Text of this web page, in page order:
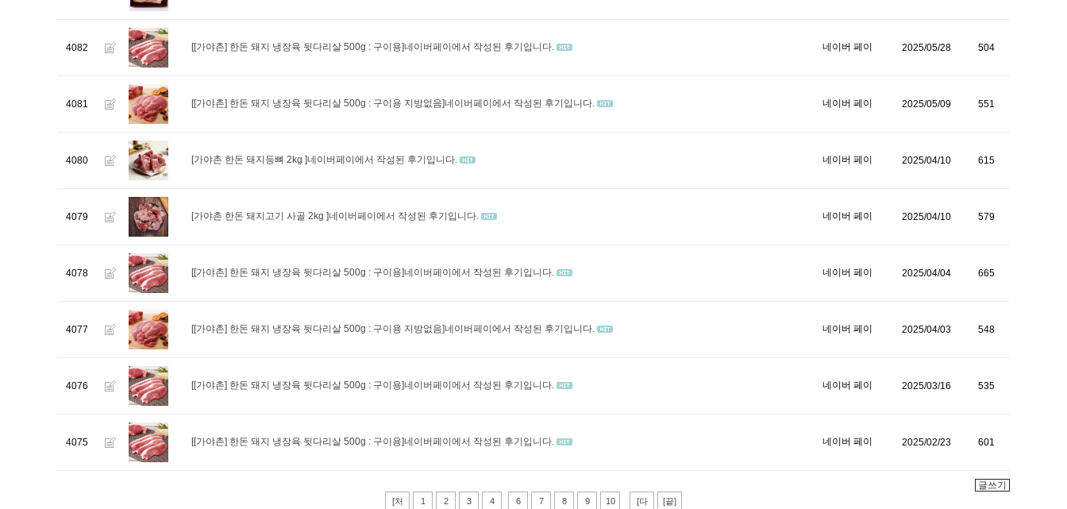
4082 [[가야촌] 한돈 돼지 냉장육 뒷다리살 500g : 구이용]네이버페이에서 작성된 후기입니다. 네이버 페이 2025/05/28 504
4081 [[가야촌] 한돈 돼지 냉장육 뒷다리살 500g : 구이용 지방없음]네이버페이에서 작성된 후기입니다. 네이버 페이 2025/05/09 551
4080 [가야촌 한돈 돼지등뼈 2kg ]네이버페이에서 작성된 후기입니다. 네이버 페이 2025/04/10 615
4079 [가야촌 한돈 돼지고기 사골 2kg ]네이버페이에서 작성된 후기입니다. 네이버 페이 2025/04/10 579
4078 [[가야촌] 한돈 돼지 냉장육 뒷다리살 500g : 구이용]네이버페이에서 작성된 후기입니다. 네이버 페이 2025/04/04 665
4077 [[가야촌] 한돈 돼지 냉장육 뒷다리살 500g : 구이용 지방없음]네이버페이에서 작성된 후기입니다. 네이버 페이 2025/04/03 548
4076 [[가야촌] 한돈 돼지 냉장육 뒷다리살 500g : 구이용]네이버페이에서 작성된 후기입니다. 네이버 페이 2025/03/16 535
4075 [[가야촌] 한돈 돼지 냉장육 뒷다리살 500g : 구이용]네이버페이에서 작성된 후기입니다. 네이버 페이 2025/02/23 601
글쓰기
[처 1 2 3 4 6 7 8 9 10 [다 [끝]